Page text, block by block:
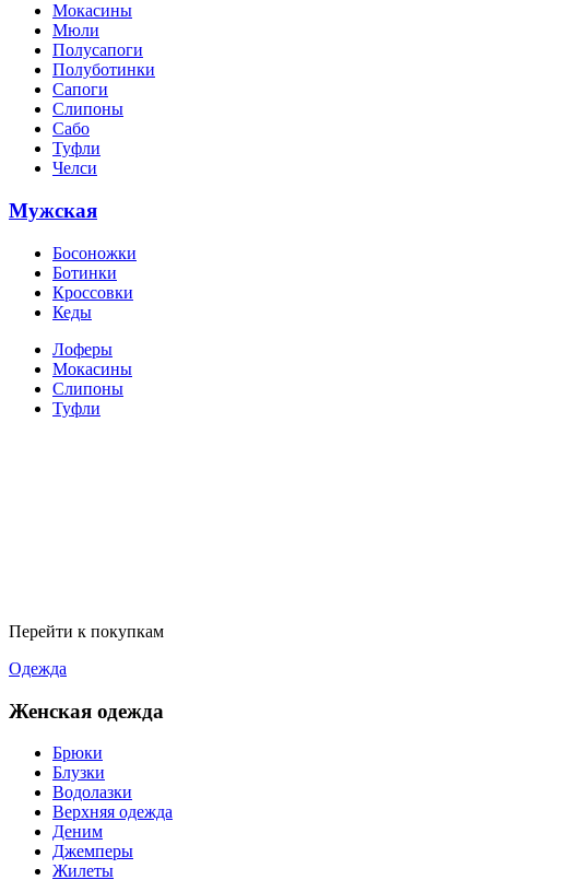
Мокасины
Мюли
Полусапоги
Полуботинки
Сапоги
Слипоны
Сабо
Туфли
Челси
Мужская
Босоножки
Ботинки
Кроссовки
Кеды
Лоферы
Мокасины
Слипоны
Туфли
Перейти к покупкам
Одежда
Женская одежда
Брюки
Блузки
Водолазки
Верхняя одежда
Деним
Джемперы
Жилеты